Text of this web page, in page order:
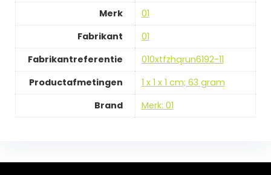
Merk
‎01
Fabrikant
‎01
Fabrikantreferentie
‎010xtfzhqrun6192-11
Productafmetingen
‎1 x 1 x 1 cm; 63 gram
Brand
Merk: 01